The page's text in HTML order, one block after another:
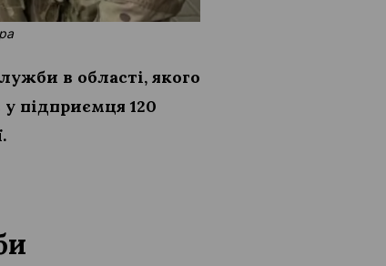
в області, якого
підприємця 120